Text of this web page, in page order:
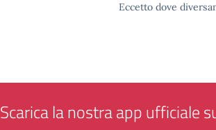
Eccetto dove
Scarica la nostra app ufficiale